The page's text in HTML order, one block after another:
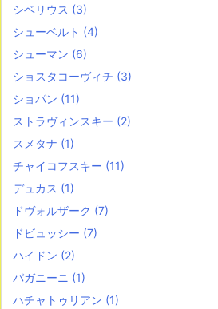
シベリウス (3)
シューベルト (4)
シューマン (6)
ショスタコーヴィチ (3)
ショパン (11)
ストラヴィンスキー (2)
スメタナ (1)
チャイコフスキー (11)
デュカス (1)
ドヴォルザーク (7)
ドビュッシー (7)
ハイドン (2)
パガニーニ (1)
ハチャトゥリアン (1)